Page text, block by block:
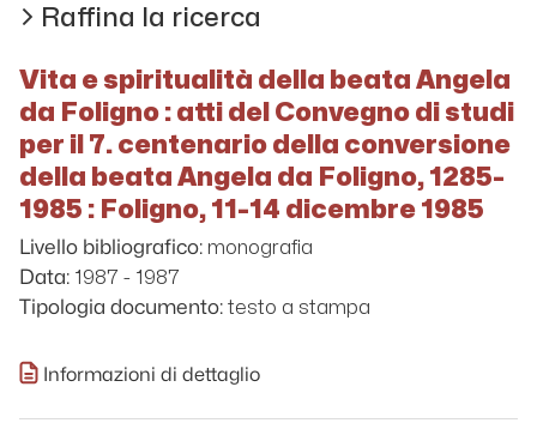
Raffina la ricerca
Vita e spiritualità della beata Angela
da Foligno : atti del Convegno di studi
per il 7. centenario della conversione
della beata Angela da Foligno, 1285-
1985 : Foligno, 11-14 dicembre 1985
Livello bibliografico: monografia
Data: 1987 - 1987
Tipologia documento: testo a stampa
Informazioni di dettaglio